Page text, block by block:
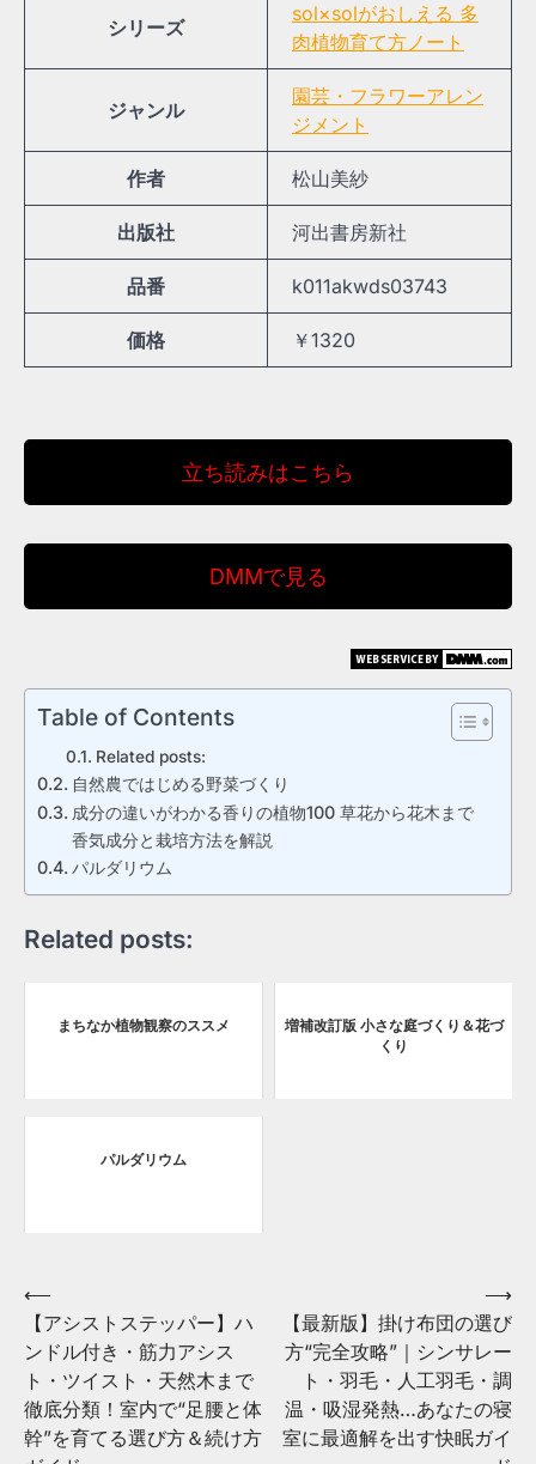
シリーズ
sol×solがおしえる 多
肉植物育て方ノート
ジャンル
園芸・フラワーアレン
ジメント
作者 松山美紗
出版社 河出書房新社
品番 k011akwds03743
価格 ￥1320
立ち読みはこちら
DMMで見る
Table of Contents
Related posts:
自然農ではじめる野菜づくり
成分の違いがわかる香りの植物100 草花から花木まで
香気成分と栽培方法を解説
パルダリウム
Related posts:
まちなか植物観察のススメ
増補改訂版 小さな庭づくり＆花づ
くり
パルダリウム
Post
navigation
⟵
【アシストステッパー】ハ
ンドル付き・筋力アシス
ト・ツイスト・天然木まで
徹底分類！室内で“足腰と体
幹”を育てる選び方＆続け方
【最新版】掛け布団の選び
方“完全攻略”｜シンサレー
ト・羽毛・人工羽毛・調
温・吸湿発熱…あなたの寝
室に最適解を出す快眠ガイ
⟶